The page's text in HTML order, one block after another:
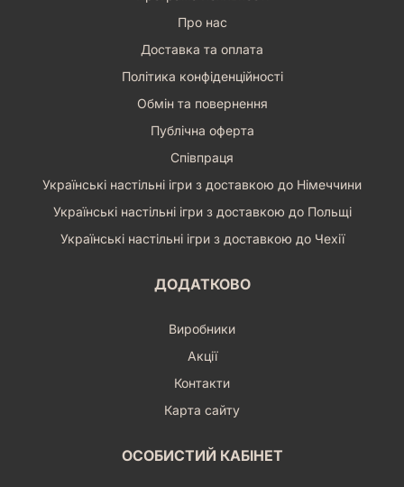
Про нас
Доставка та оплата
Політика конфіденційності
Обмін та повернення
Публічна оферта
Співпраця
Українські настільні ігри з доставкою до Німеччини
Українські настільні ігри з доставкою до Польщі
Українські настільні ігри з доставкою до Чехії
ДОДАТКОВО
Виробники
Акції
Контакти
Карта сайту
ОСОБИСТИЙ КАБІНЕТ